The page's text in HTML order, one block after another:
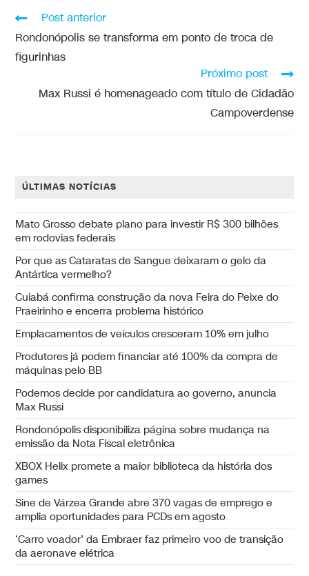
Post anterior
Rondonópolis se transforma em ponto de troca de
figurinhas
Próximo post
Max Russi é homenageado com título de Cidadão
Campoverdense
ÚLTIMAS NOTÍCIAS
Mato Grosso debate plano para investir R$ 300 bilhões
em rodovias federais
Por que as Cataratas de Sangue deixaram o gelo da
Antártica vermelho?
Cuiabá confirma construção da nova Feira do Peixe do
Praeirinho e encerra problema histórico
Emplacamentos de veículos cresceram 10% em julho
Produtores já podem financiar até 100% da compra de
máquinas pelo BB
Podemos decide por candidatura ao governo, anuncia
Max Russi
Rondonópolis disponibiliza página sobre mudança na
emissão da Nota Fiscal eletrônica
XBOX Helix promete a maior biblioteca da história dos
games
Sine de Várzea Grande abre 370 vagas de emprego e
amplia oportunidades para PCDs em agosto
‘Carro voador’ da Embraer faz primeiro voo de transição
da aeronave elétrica